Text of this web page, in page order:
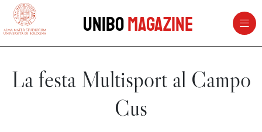
vai al contenuto della pagina
UniboMagazine
La festa Multisport al Campo
Cus